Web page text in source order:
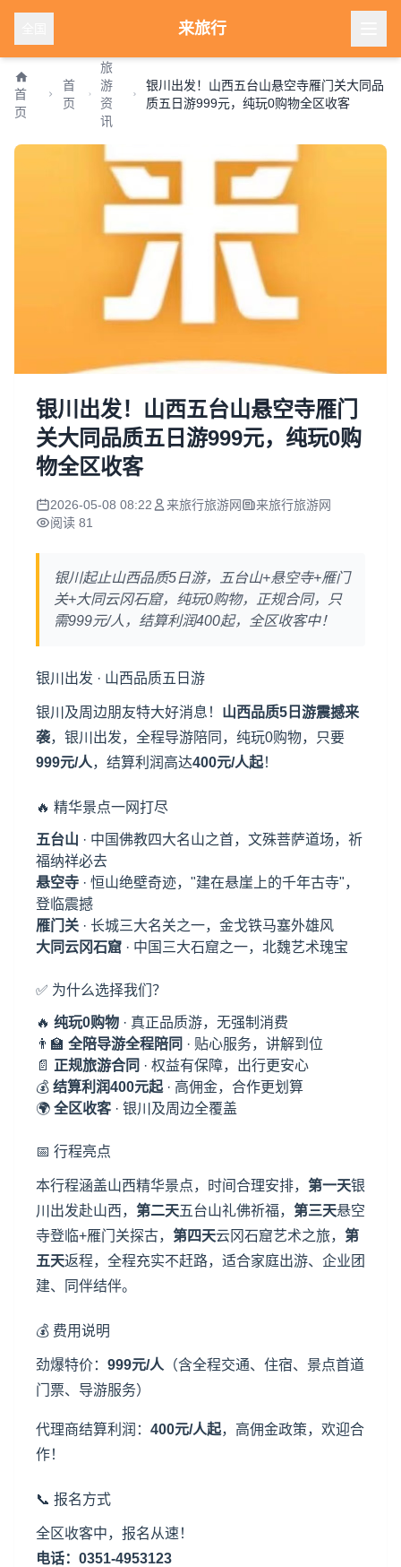
来旅行
首
页
首
页
旅
游
资
讯
银川出发！山西五台山悬空寺雁门关大同品
质五日游999元，纯玩0购物全区收客
银川出发！山西五台山悬空寺雁门
关大同品质五日游999元，纯玩0购
物全区收客
2026-05-08 08:22 来旅行旅游网
来旅行旅游网
阅读 81
银川起止山西品质5日游，五台山+悬空寺+雁门
关+大同云冈石窟，纯玩0购物，正规合同，只
需999元/人，结算利润400起，全区收客中！
银川出发 · 山西品质五日游
银川及周边朋友特大好消息！ 山西品质5日游震撼来
袭，银川出发，全程导游陪同，纯玩0购物，只要
999元/人，结算利润高达400元/人起！
🔥 精华景点一网打尽
五台山 · 中国佛教四大名山之首，文殊菩萨道场，祈
福纳祥必去
悬空寺 · 恒山绝壁奇迹，"建在悬崖上的千年古寺"，
登临震撼
雁门关 · 长城三大名关之一，金戈铁马塞外雄风
大同云冈石窟 · 中国三大石窟之一，北魏艺术瑰宝
✅ 为什么选择我们？
🔥 纯玩0购物 · 真正品质游，无强制消费
👨‍🏫 全陪导游全程陪同 · 贴心服务，讲解到位
📄 正规旅游合同 · 权益有保障，出行更安心
💰 结算利润400元起 · 高佣金，合作更划算
🌍 全区收客 · 银川及周边全覆盖
📅 行程亮点
本行程涵盖山西精华景点，时间合理安排， 第一天银
川出发赴山西， 第二天五台山礼佛祈福， 第三天悬空
寺登临+雁门关探古， 第四天云冈石窟艺术之旅， 第
五天返程，全程充实不赶路，适合家庭出游、企业团
建、同伴结伴。
💰 费用说明
劲爆特价： 999元/人 （含全程交通、住宿、景点首道
门票、导游服务）
代理商结算利润： 400元/人起，高佣金政策，欢迎合
作！
📞 报名方式
全区收客中，报名从速！
电话：0351-4953123